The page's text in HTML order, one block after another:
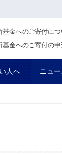
基金へのご寄付につ
基金へのご寄付の申
人へ ニュ